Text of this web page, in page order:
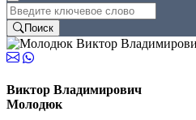
Поиск
Виктор Владимирович
Молодюк